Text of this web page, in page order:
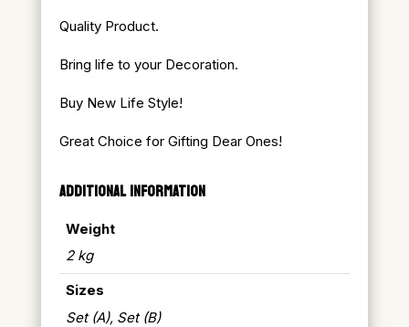
Quality Product.
Bring life to your Decoration.
Buy New Life Style!
Great Choice for Gifting Dear Ones!
ADDITIONAL INFORMATION
Weight
2 kg
Sizes
Set (A), Set (B)